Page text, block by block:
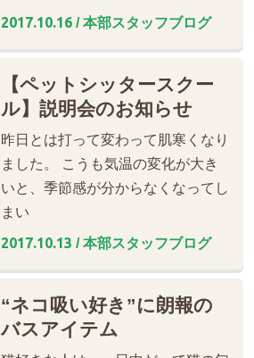
2017.10.16 / 本部スタッフブログ
【ペットシッタースクー
ル】説明会のお知らせ
昨日とは打って変わって肌寒くなり
ました。 こうも気温の変化が大き
いと、季節感が分からなくなってし
まい
2017.10.13 / 本部スタッフブログ
“ネコ吸い好き”に朗報の
バスアイテム